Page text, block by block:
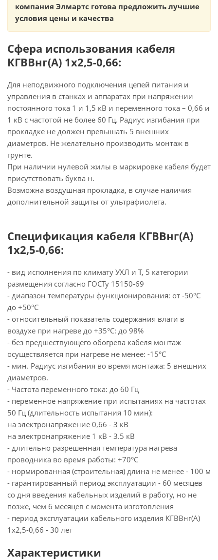
компания Элмартс готова предложить лучшие
условия цены и качества
Сфера использования кабеля
КГВВнг(А) 1х2,5-0,66:
Для неподвижного подключения цепей питания и
управления в станках и аппаратах при напряжении
постоянного тока 1 и 1,5 кВ и переменного тока – 0,66 и
1 кВ с частотой не более 60 Гц. Радиус изгибания при
прокладке не должен превышать 5 внешних
диаметров. Не желательно производить монтаж в
грунте.
При наличии нулевой жилы в маркировке кабеля будет
присутствовать буква н.
Возможна воздушная прокладка, в случае наличия
дополнительной защиты от ультрафиолета.
Спецификация кабеля КГВВнг(А)
1х2,5-0,66:
- вид исполнения по климату УХЛ и Т, 5 категории
размещения согласно ГОСТу 15150-69
- диапазон температуры функционирования: от -50°С
до +50°С
- относительный показатель содержания влаги в
воздухе при нагреве до +35°С: до 98%
- без предшествующего обогрева кабеля монтаж
осуществляется при нагреве не менее: -15°С
- мин. Радиус изгибания во время монтажа: 5 внешних
диаметров.
- Частота переменного тока: до 60 Гц
- переменное напряжение при испытаниях на частотах
50 Гц (длительность испытания 10 мин):
на электронапряжение 0,66 - 3 кВ
на электронапряжение 1 кВ - 3.5 кВ
- длительно разрешенная температура нагрева
проводника во время работы: +70°С
- нормированная (строительная) длина не менее - 100 м
- гарантированный период эксплуатации - 60 месяцев
со дня введения кабельных изделий в работу, но не
позже, чем 6 месяцев с момента изготовления
- период эксплуатации кабельного изделия КГВВнг(А)
1х2,5-0,66 - 30 лет
Характеристики